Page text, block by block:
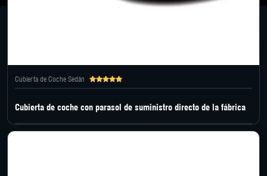
Cubierta de Coche Sedán
Cubierta de coche con parasol de suministro directo de la fábrica